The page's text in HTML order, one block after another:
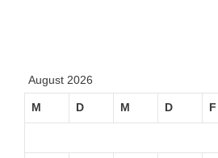
August 2026
M D M D F